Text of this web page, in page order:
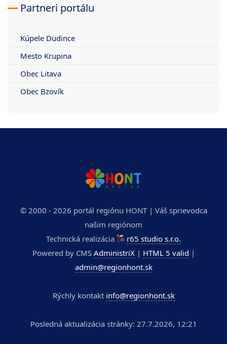
Partneri portálu
Kúpele Dudince
Mesto Krupina
Obec Litava
Obec Bzovík
© 2000 - 2026 portál regiónu HONT | Váš sprievodca
našim regiónom
Technická realizácia
r65 studio s.r.o.
Powered by CMS AdministriX| HTML 5 valid |
admin@regionhont.sk
Rýchly kontakt info@regionhont.sk
Posledná aktualizácia stránky: 27.7.2026, 12:21